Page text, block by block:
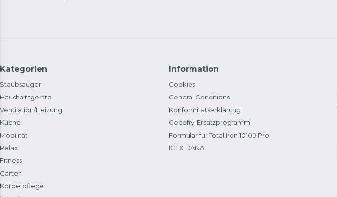
Kategorien
Staubsauger
Haushaltsgeräte
Ventilation/Heizung
Küche
Mobilität
Relax
Fitness
Garten
Körperpflege
Information
Cookies
General Conditions
Konformitätserklärung
Cecofry-Ersatzprogramm
Formular für Total Iron 10100 Pro
ICEX DANA